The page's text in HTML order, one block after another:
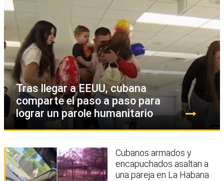
Tras llegar a EEUU, cubana
comparte el paso a paso para
lograr un parole humanitario
Cubanos armados y
encapuchados asaltan a
una pareja en La Habana